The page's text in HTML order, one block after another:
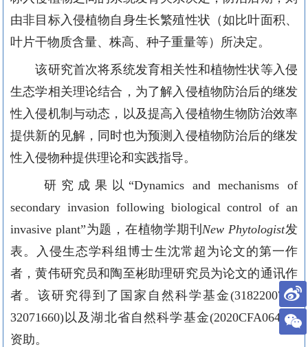
由非目标入侵植物自身生长繁殖性状 （如比叶面积、
叶片干物质含量、株高、种子重量等）所决定 。
该研究首次将系统发育相关性和植物性状等入侵
生态学相关理论结合 ， 为了解入侵植物防治后的继发
性 入侵机制与动态 ， 以及提高入侵植物生物防治效率
提供新的见解， 同时也为预测入侵植物防治后的继发
性 入侵物种提供理论和实践指导。
研究成果以 “Dynamics and mechanisms of
secondary invasion following biological control of an
invasive plant”为题 ，在植物学期刊 New Phytologist发
表 。入侵生态学科组博士生沈常超为论文的第一作
者，黄伟研究员和陶至彬助理研究员为论文的通讯作
者。该研究得到了国家自然科学基金(31822007 ，
32071660) 以及湖北省自然科学基金(2020CFA064) 的
资助。